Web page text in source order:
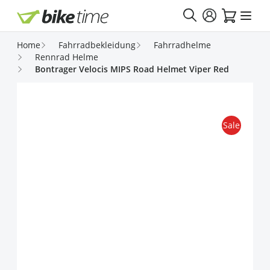
Direkt zum Inhalt
Home Fahrradbekleidung
Fahrradhelme
Rennrad Helme
Bontrager Velocis MIPS Road Helmet Viper Red
Sale